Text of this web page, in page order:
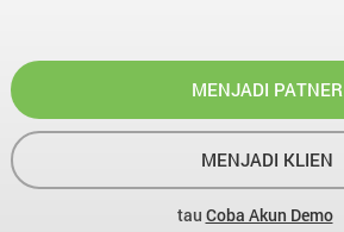
MENJADI PATNER
MENJADI KLIEN
tau Coba Akun Demo